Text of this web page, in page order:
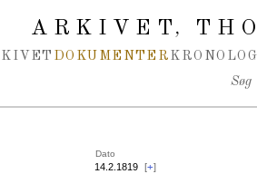
ARKIVET,
DOKUMENTER
Søg
Dato
14.2.1819 [+]